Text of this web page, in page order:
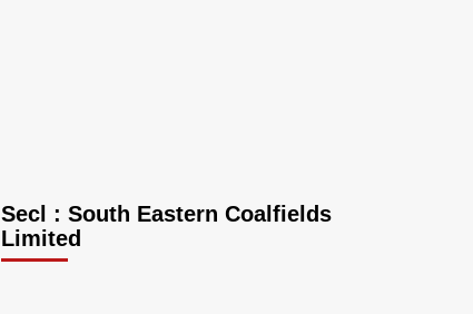
Secl : South Eastern Coalfields
Limited